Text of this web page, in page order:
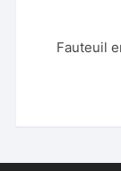
Fauteuil